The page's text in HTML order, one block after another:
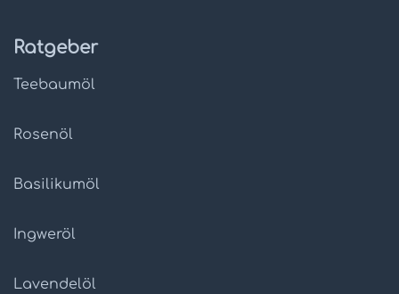
Ratgeber
Teebaumöl
Rosenöl
Basilikumöl
Ingweröl
Lavendelöl